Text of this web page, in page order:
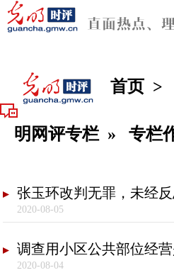
首页 >
明网评专栏 » 专栏
张玉环改判无罪，未经
2020-08-05
调查用小区公共部位经
2020-08-04